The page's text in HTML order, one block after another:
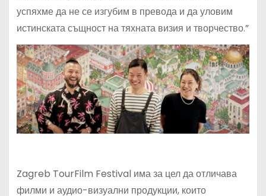
успяхме да не се изгубим в превода и да уловим
истинската същност на тяхната визия и творчество.”
Zagreb TourFilm Festival има за цел да отличава
филми и аудио-визуални продукции, които